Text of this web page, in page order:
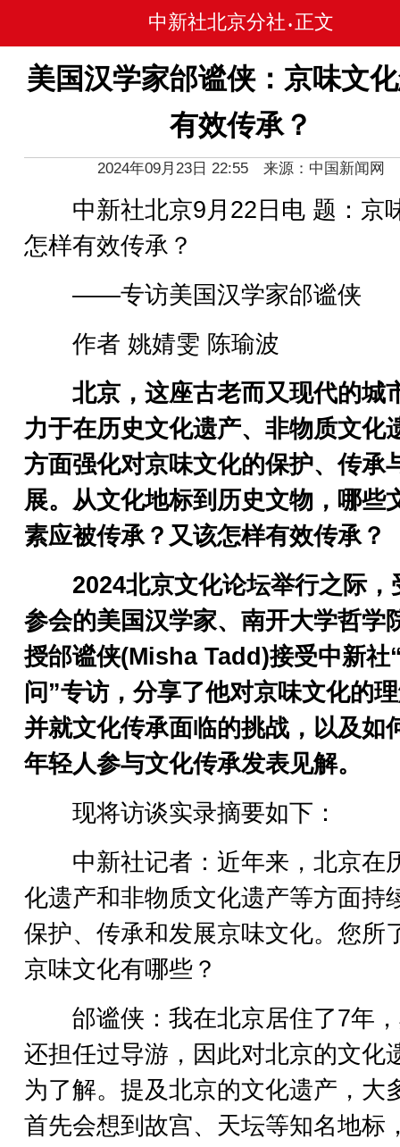
中新社北京分社 • 正文
美国汉学家邰谧侠：京味文
有效传承？
2024年09月23日 22:55 来源：中国新闻网
中新社北京9月22日电 题：京
怎样有效传承？
——专访美国汉学家邰谧侠
作者 姚婧雯 陈瑜波
北京，这座古老而又现代的城
力于在历史文化遗产、非物质文化
方面强化对京味文化的保护、传承
展。从文化地标到历史文物，哪些
素应被传承？又该怎样有效传承？
2024北京文化论坛举行之际，
参会的美国汉学家、南开大学哲学
授邰谧侠(Misha Tadd)接受中新社
问”专访，分享了他对京味文化的
并就文化传承面临的挑战，以及如
年轻人参与文化传承发表见解。
现将访谈实录摘要如下：
中新社记者：近年来，北京在
化遗产和非物质文化遗产等方面持
保护、传承和发展京味文化。您所
京味文化有哪些？
邰谧侠：我在北京居住了7年
还担任过导游，因此对北京的文化
为了解。提及北京的文化遗产，大
首先会想到故宫、天坛等知名地标